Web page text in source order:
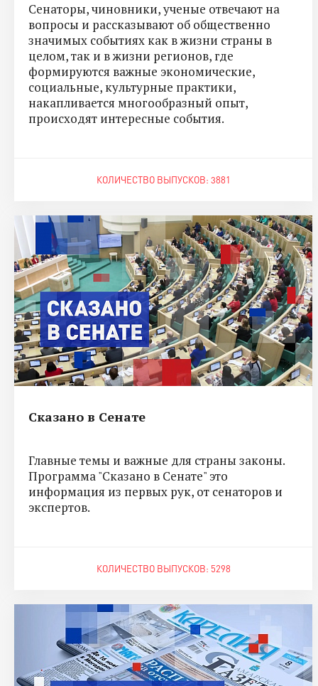
Сенаторы, чиновники, ученые отвечают на
вопросы и рассказывают об общественно
значимых событиях как в жизни страны в
целом, так и в жизни регионов, где
формируются важные экономические,
социальные, культурные практики,
накапливается многообразный опыт,
происходят интересные события.
КОЛИЧЕСТВО ВЫПУСКОВ: 3881
Сказано в Сенате
Главные темы и важные для страны законы.
Программа "Сказано в Сенате" это
информация из первых рук, от сенаторов и
экспертов.
КОЛИЧЕСТВО ВЫПУСКОВ: 5298